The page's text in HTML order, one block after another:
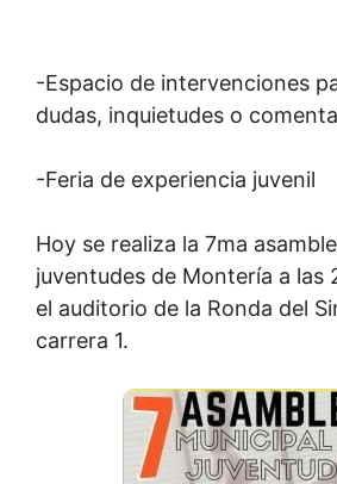
-Espacio de intervenciones
dudas, inquietudes o
-Feria de experiencia juvenil
Hoy se realiza la 7ma
juventudes de Montería a las
el auditorio de la Ronda del
carrera 1.